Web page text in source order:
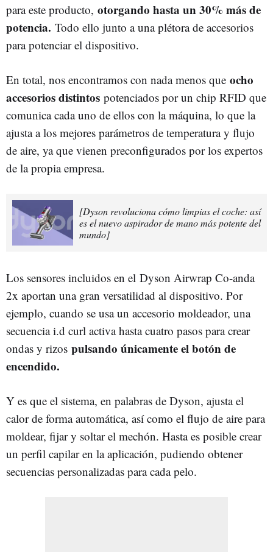
para este producto, otorgando hasta un 30% más de
potencia. Todo ello junto a una plétora de accesorios
para potenciar el dispositivo.
En total, nos encontramos con nada menos que ocho
accesorios distintos potenciados por un chip RFID que
comunica cada uno de ellos con la máquina, lo que la
ajusta a los mejores parámetros de temperatura y flujo
de aire, ya que vienen preconfigurados por los expertos
de la propia empresa.
[Dyson revoluciona cómo limpias el coche: así
es el nuevo aspirador de mano más potente del
mundo]
Los sensores incluidos en el Dyson Airwrap Co-anda
2x aportan una gran versatilidad al dispositivo. Por
ejemplo, cuando se usa un accesorio moldeador, una
secuencia i.d curl activa hasta cuatro pasos para crear
ondas y rizos pulsando únicamente el botón de
encendido.
Y es que el sistema, en palabras de Dyson, ajusta el
calor de forma automática, así como el flujo de aire para
moldear, fijar y soltar el mechón. Hasta es posible crear
un perfil capilar en la aplicación, pudiendo obtener
secuencias personalizadas para cada pelo.